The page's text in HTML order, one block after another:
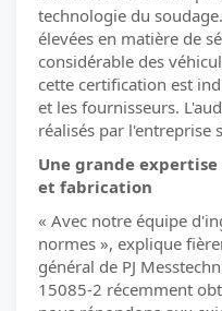
technologie du
élevées en matière de
considérable des
cette certification est
et les fournisseurs.
réalisés par l'entreprise
Une grande
et fabrication
« Avec notre équipe
normes », explique
général de PJ
15085-2 récemment